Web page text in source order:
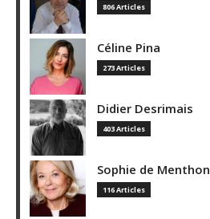
806 Articles
Céline Pina
273 Articles
Didier Desrimais
403 Articles
Sophie de Menthon
116 Articles